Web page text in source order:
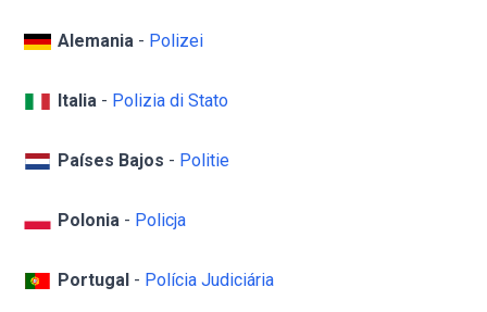
Alemania - Polizei
Italia - Polizia di Stato
Países Bajos - Politie
Polonia - Policja
Portugal - Polícia Judiciária